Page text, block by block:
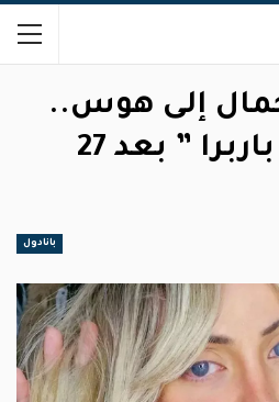
إلى هوس..
وفاة “المؤثرة باربرا ” بعد 27
بانادول